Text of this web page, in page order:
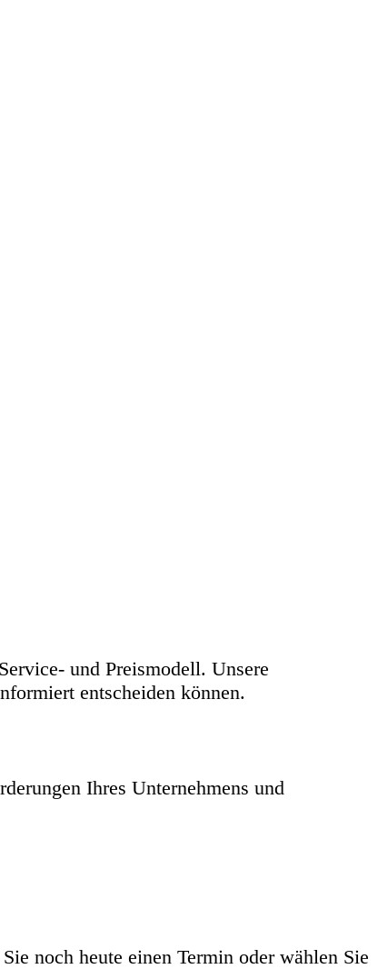
und Preismodell. Unsere
entscheiden können.
Ihres Unternehmens und
noch heute einen Termin oder wählen Sie